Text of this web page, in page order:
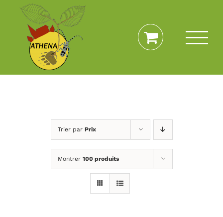
Passer
contenu
Trier par Prix
Montrer 100 produits